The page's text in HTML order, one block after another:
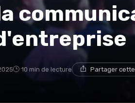
10 min de lecture Partager